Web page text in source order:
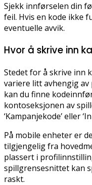
Sjekk innførselen din
feil. Hvis en kode ikke
eventuelle avvik.
Hvor å skrive inn
Stedet for å skrive inn
variere litt avhengig
kan du finne
kontoseksjonen av
‘Kampanjekode’ eller
På mobile enheter er
tilgjengelig fra
plassert i
spillgrensesnittet kan
raskt.